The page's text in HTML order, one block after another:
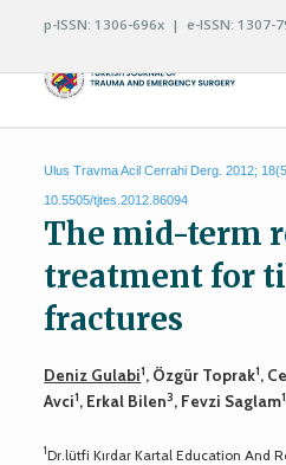
p-ISSN: 1306-696x | e-ISSN: 1307-
Ulus Travma Acil Cerrahi Derg. 2012;
10.5505/tjtes.2012.86094
The mid-term
treatment for
fractures
Deniz Gulabi1, Özgür Toprak1,
Avci1, Erkal Bilen3, Fevzi Saglam1
1Dr.lütfi Kırdar Kartal Education And